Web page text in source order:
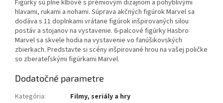
Figúrky sú plne kĺbové s prémiovým dizajnom a pohyblivými
hlavami, rukami a nohami. Súprava akčných figúrok Marvel sa
dodáva s 11 doplnkami vrátane figúrok inšpirovaných silou
postáv a stojanov na vystavenie. 6-palcové figúrky Hasbro
Marvel sa skvele hodia na vystavenie vo fanúšikovských
zbierkach. Predstavte si scény inšpirované hrou na vašej poličke
so zberateľskými figúrkami Marvel.
Dodatočné parametre
Kategória:
Filmy, seriály a hry